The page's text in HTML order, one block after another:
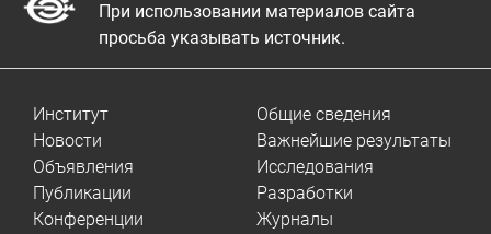
При использовании материалов сайта
просьба указывать источник.
Институт
Новости
Объявления
Публикации
Конференции
Общие сведения
Важнейшие результаты
Исследования
Разработки
Журналы